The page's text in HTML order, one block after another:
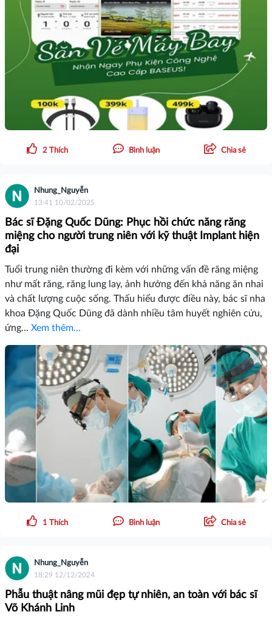
2 Thích Bình luận Chia sẻ
Nhung_Nguyễn
13:41 10/02/2025
Bác sĩ Đặng Quốc Dũng: Phục hồi chức năng răng
miệng cho người trung niên với kỹ thuật Implant hiện
đại
Tuổi trung niên thường đi kèm với những vấn đề răng miệng
như mất răng, răng lung lay, ảnh hưởng đến khả năng ăn nhai
và chất lượng cuộc sống. Thấu hiểu được điều này, bác sĩ nha
khoa Đặng Quốc Dũng đã dành nhiều tâm huyết nghiên cứu,
ứng... Xem thêm...
1 Thích Bình luận Chia sẻ
Nhung_Nguyễn
18:29 12/12/2024
Phẫu thuật nâng mũi đẹp tự nhiên, an toàn với bác sĩ
Võ Khánh Linh